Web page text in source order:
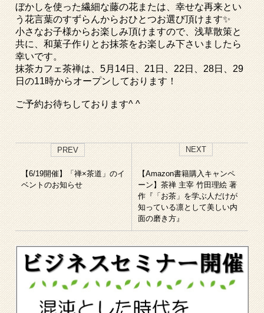
ぼかしを使った繊細な藤の花または、幸せな再来とい
う花言葉のすずらんからおひとつお選び頂けます✨
小さなお子様からお楽しみ頂けますので、浅草散策と
共に、和菓子作りとお抹茶をお楽しみ下さいましたら
幸いです。
抹茶カフェ茶禅は、5月14日、21日、22日、28日、29
日の11時からオープンしております！
ご予約お待ちしております^ ^
PREV
【6/19開催】「禅×茶道」のイ
ベントのお知らせ
NEXT
【Amazon書籍購入キャンペ
ーン】茶禅 主宰 竹田理絵 著
作『「お茶」を学ぶ人だけが
知っている凛として美しい内
面の磨き方』